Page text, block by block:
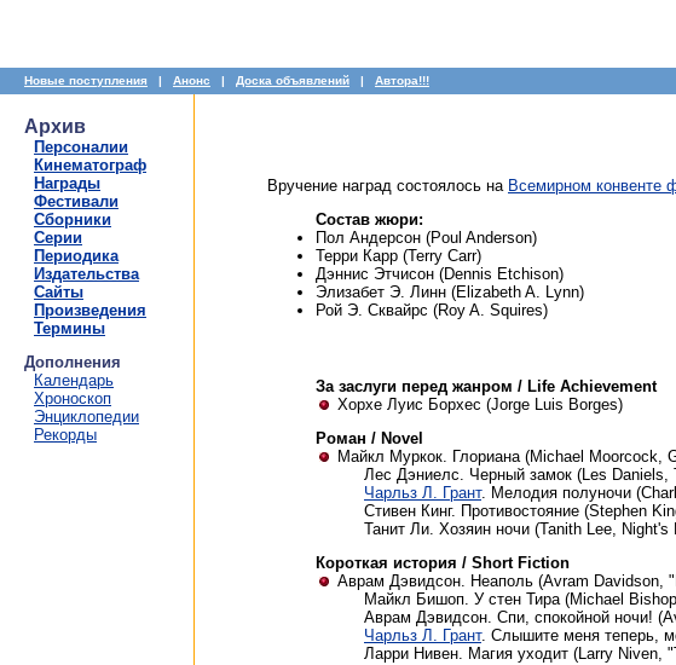
Новые поступления | Анонс | Доска объявлений | Автора!!!
Архив
Персоналии
Кинематограф
Награды
Фестивали
Сборники
Серии
Периодика
Издательства
Сайты
Произведения
Термины
Дополнения
Календарь
Хроноскоп
Энциклопедии
Рекорды
Вручение наград состоялось на Всемирном конвенте
Состав жюри:
Пол Андерсон (Poul Anderson)
Терри Карр (Terry Carr)
Дэннис Этчисон (Dennis Etchison)
Элизабет Э. Линн (Elizabeth A. Lynn)
Рой Э. Сквайрс (Roy A. Squires)
За заслуги перед жанром / Life Achievement
Хорхе Луис Борхес (Jorge Luis Borges)
Роман / Novel
Майкл Муркок. Глориана (Michael Moorcock,
Лес Дэниелс. Черный замок (Les Daniels,
Чарльз Л. Грант. Мелодия полуночи
Стивен Кинг. Противостояние (Stephen
Танит Ли. Хозяин ночи (Tanith Lee, Night's
Короткая история / Short Fiction
Аврам Дэвидсон. Неаполь (Avram Davidson,
Майкл Бишоп. У стен Тира (Michael
Аврам Дэвидсон. Спи, спокойной ночи!
Чарльз Л. Грант. Слышите меня теперь,
Ларри Нивен. Магия уходит (Larry Niven,